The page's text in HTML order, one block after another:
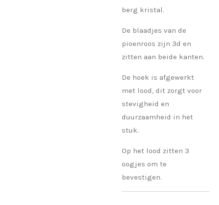
berg kristal.
De blaadjes van de
pioenroos zijn 3d en
zitten aan beide kanten.
De hoek is afgewerkt
met lood, dit zorgt voor
stevigheid en
duurzaamheid in het
stuk.
Op het lood zitten 3
oogjes om te
bevestigen.